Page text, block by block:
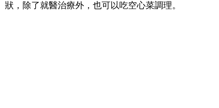
狀，除了就醫治療外，也可以吃空心菜調理。